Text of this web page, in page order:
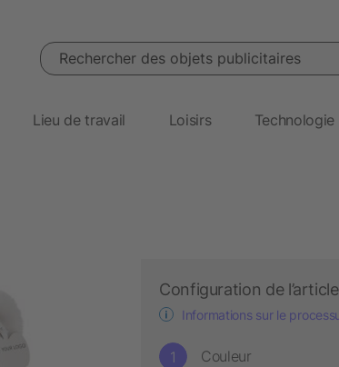
Rechercher des objets publicitaires
Lieu de travail Loisirs Technologie
Configuration de l’article
Informations sur le
Couleur